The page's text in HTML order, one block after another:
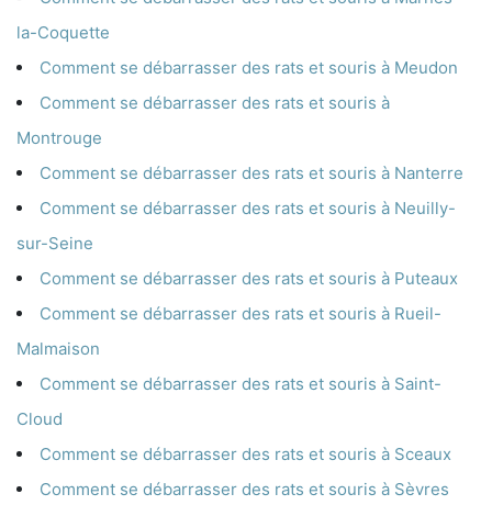
la-Coquette
Comment se débarrasser des rats et souris à Meudon
Comment se débarrasser des rats et souris à
Montrouge
Comment se débarrasser des rats et souris à Nanterre
Comment se débarrasser des rats et souris à Neuilly-
sur-Seine
Comment se débarrasser des rats et souris à Puteaux
Comment se débarrasser des rats et souris à Rueil-
Malmaison
Comment se débarrasser des rats et souris à Saint-
Cloud
Comment se débarrasser des rats et souris à Sceaux
Comment se débarrasser des rats et souris à Sèvres